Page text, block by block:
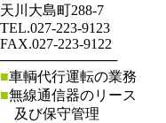
天川大島町288-7
TEL.027-223-9123
FAX.027-223-9122
────────────
■車輌代行運転の業務
■無線通信器のリース
及び保守管理